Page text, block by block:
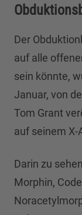
Der
auf alle
sein könnte,
Januar, von
Tom Grant
auf seinem X-
Darin zu
Morphin,